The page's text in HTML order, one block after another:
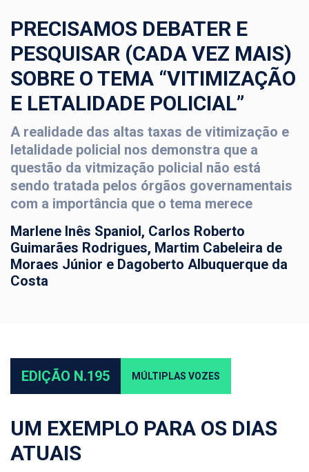
PRECISAMOS DEBATER E
PESQUISAR (CADA VEZ MAIS)
SOBRE O TEMA “VITIMIZAÇÃO
E LETALIDADE POLICIAL”
A realidade das altas taxas de vitimização e
letalidade policial nos demonstra que a
questão da vitmização policial não está
sendo tratada pelos órgãos governamentais
com a importância que o tema merece
Marlene Inês Spaniol, Carlos Roberto
Guimarães Rodrigues, Martim Cabeleira de
Moraes Júnior e Dagoberto Albuquerque da
Costa
EDIÇÃO N.195 MÚLTIPLAS VOZES
UM EXEMPLO PARA OS DIAS
ATUAIS